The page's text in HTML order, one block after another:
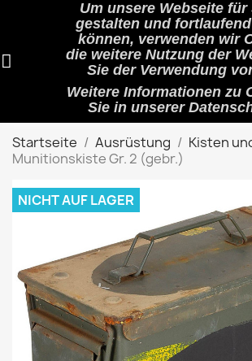
Um unsere Webseite
gestalten und
können, verwenden wir
die weitere Nutzung der
Sie der Verwendung
Weitere Informationen zu
Sie in unserer
Startseite Ausrüstung Kisten
Munitionskiste Gr. 2 (gebr.)
NICHT AUF LAGER